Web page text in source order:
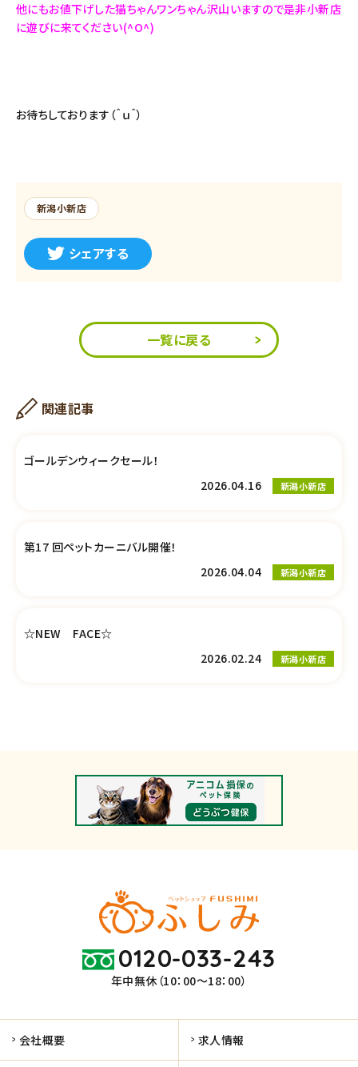
他にもお値下げした猫ちゃんワンちゃん沢山いますので是非小新店
に遊びに来てください(^O^)
お待ちしております（＾ｕ＾）
新潟小新店
シェアする
一覧に戻る
関連記事
ゴールデンウィークセール！
2026.04.16
新潟小新店
第17 回ペットカーニバル開催！
2026.04.04
新潟小新店
☆NEW FACE☆
2026.02.24
新潟小新店
0120-033-243
年中無休（10：00～18：00）
会社概要 求人情報